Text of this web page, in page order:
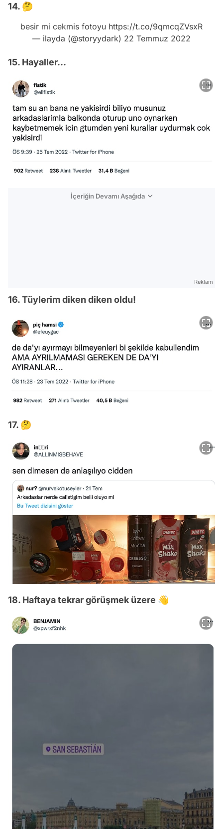
14. 🤔
besir mi cekmis fotoyu https://t.co/9qmcqZVsxR
— ilayda (@storyydark) 22 Temmuz 2022
15. Hayaller...
İçeriğin Devamı Aşağıda
Reklam
16. Tüylerim diken diken oldu!
17. 🤔
18. Haftaya tekrar görüşmek üzere 👋